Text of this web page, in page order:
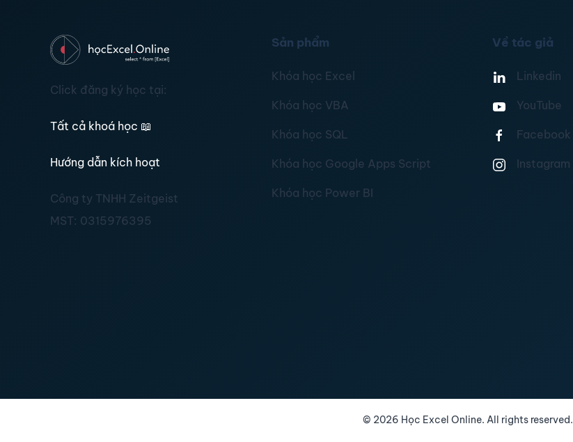
Click đăng ký học tại:
Tất cả khoá học 📖
Hướng dẫn kích hoạt
Công ty TNHH Zeitgeist
MST: 0315976395
Sản phẩm
Khóa học Excel
Khóa học VBA
Khóa học SQL
Khóa học Google Apps Script
Khóa học Power BI
Về tác giả
Linkedin
YouTube
Facebook
Instagram
© 2026 Học Excel Online. All rights reserved.